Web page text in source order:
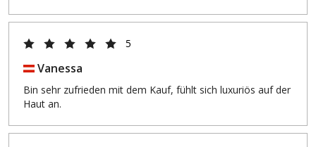
5
Vanessa
Bin sehr zufrieden mit dem Kauf, fühlt sich luxuriös auf der
Haut an.